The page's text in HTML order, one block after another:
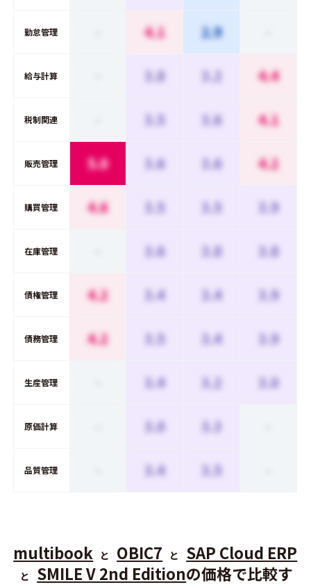
勤怠管理 4.1 2.9
給与計算 3.8 3.2 4.4
税制関連 3.5 3.6 4.1
販売管理 5.0 3.6 3.6 4.2
購買管理 4.6 3.5 3.5 3.9
在庫管理 3.6 3.8 3.8
債権管理 4.2 3.4 3.4 3.9
債務管理 4.2 3.5 3.4 3.9
生産管理 3.4 3.2 3.0
原価計算 3.0 3.3
品質管理 3.4 3.5
multibook と OBIC7 と SAP Cloud ERP
と SMILE V 2nd Editionの価格で比較す